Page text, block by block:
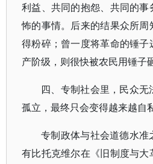
利益、共同的抱怨、共同的
怖的事情。后来的结果众所
得粉碎；曾一度将革命的锤
产阶级，则很快被农民用锤子
四、专制社会里，民众
孤立，最终只会变得越来越自
专制政体与社会道德水
有比托克维尔在《旧制度与